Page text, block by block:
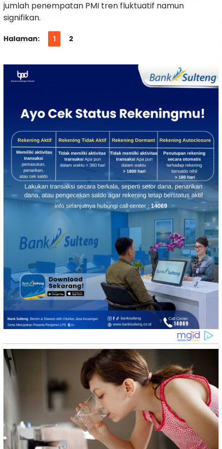
jumlah penempatan PMI tren fluktuatif namun
signifikan.
Halaman: 1 2